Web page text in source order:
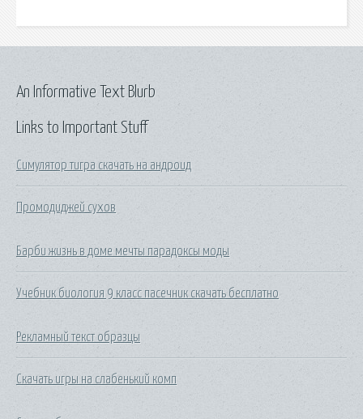
Links to Important Stuff
Симулятор тигра скачать на андроид
Промодиджей сухов
Барби жизнь в доме мечты парадоксы моды
Учебник биология 9 класс пасечник скачать бесплатно
Рекламный текст образцы
Скачать игры на слабенький комп
An Informative Text Blurb